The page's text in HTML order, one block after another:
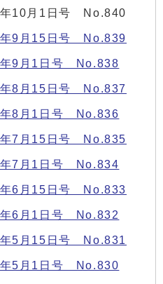
10月1日号 No.840
9月15日号 No.839
9月1日号 No.838
8月15日号 No.837
8月1日号 No.836
7月15日号 No.835
7月1日号 No.834
6月15日号 No.833
6月1日号 No.832
5月15日号 No.831
5月1日号 No.830